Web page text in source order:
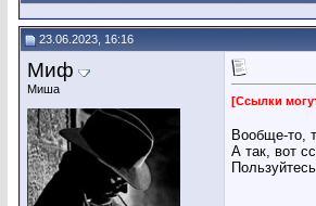
23.06.2023, 16:16
Миф
Миша
[Ссылки
Вообще-то,
А так, вот